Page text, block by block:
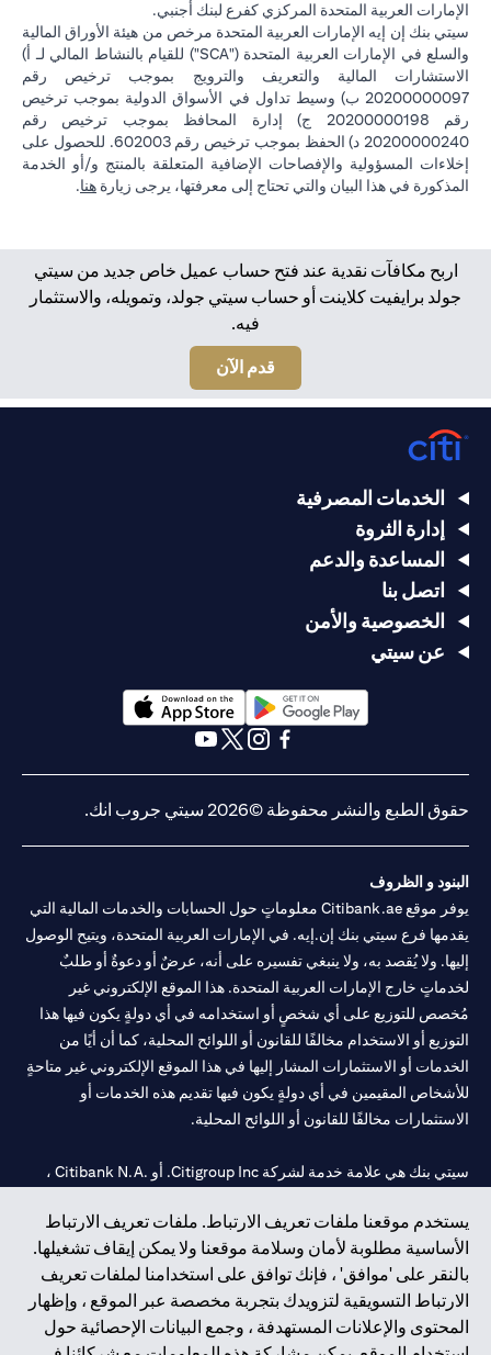
الإمارات العربية المتحدة المركزي كفرع لبنك أجنبي.
سيتي بنك إن إيه الإمارات العربية المتحدة مرخص من هيئة الأوراق المالية
والسلع في الإمارات العربية المتحدة ("SCA") للقيام بالنشاط المالي لـ أ)
الاستشارات المالية والتعريف والترويج بموجب ترخيص رقم
20200000097 ب) وسيط تداول في الأسواق الدولية بموجب ترخيص
رقم 20200000198 ج) إدارة المحافظ بموجب ترخيص رقم
20200000240 د) الحفظ بموجب ترخيص رقم 602003. للحصول على
إخلاءات المسؤولية والإفصاحات الإضافية المتعلقة بالمنتج و/أو الخدمة
المذكورة في هذا البيان والتي تحتاج إلى معرفتها، يرجى زيارة هنا.
اربح مكافآت نقدية عند فتح حساب عميل خاص جديد من سيتي
جولد برايفيت كلاينت أو حساب سيتي جولد، وتمويله، والاستثمار
فيه.
قدم الآن
يستخدم موقعنا ملفات تعريف الارتباط. ملفات تعريف الارتباط
الأساسية مطلوبة لأمان وسلامة موقعنا ولا يمكن إيقاف تشغيلها.
بالنقر على 'موافق' ، فإنك توافق على استخدامنا لملفات تعريف
الارتباط التسويقية لتزويدك بتجربة مخصصة عبر الموقع ، وإظهار
المحتوى والإعلانات المستهدفة ، وجمع البيانات الإحصائية حول
الخدمات المصرفية
إدارة الثروة
المساعدة والدعم
اتصل بنا
الخصوصية والأمن
عن سيتي
(opens in a new tab)
حقوق الطبع والنشر محفوظة ©2026 سيتي جروب انك.
البنود و الظروف
يوفر موقع Citibank.ae معلوماتٍ حول الحسابات والخدمات المالية التي
يقدمها فرع سيتي بنك إن.إيه. في الإمارات العربية المتحدة، ويتيح الوصول
إليها. ولا يُقصد به، ولا ينبغي تفسيره على أنه، عرضٌ أو دعوةٌ أو طلبٌ
لخدماتٍ خارج الإمارات العربية المتحدة. هذا الموقع الإلكتروني غير
مُخصص للتوزيع على أي شخصٍ أو استخدامه في أي دولةٍ يكون فيها هذا
التوزيع أو الاستخدام مخالفًا للقانون أو اللوائح المحلية، كما أن أيًا من
الخدمات أو الاستثمارات المشار إليها في هذا الموقع الإلكتروني غير متاحةٍ
للأشخاص المقيمين في أي دولةٍ يكون فيها تقديم هذه الخدمات أو
الاستثمارات مخالفًا للقانون أو اللوائح المحلية.
سيتي بنك هي علامة خدمة لشركة Citigroup Inc. أو .Citibank N.A ،
سيتي بنك إن. إيه. الإمارات مسجل لدى مصرف الإمارات المركزي تحت
أرقام التراخيص 202563 لفرع الوصل في دبي، 531989 لفرع مول
الإمارات في دبي، وCN-1002019لفرع أبوظبي. هاتف: 4000 311 04.
فرع سيتي بنك إن إيه - الإمارات العربية المتحدة مرخص من مصرف